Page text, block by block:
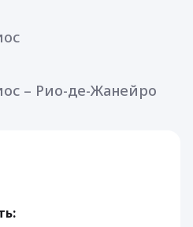
– Рио-де-Жанейро